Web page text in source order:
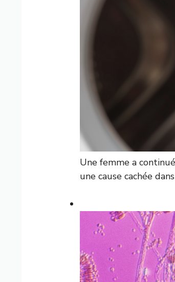
Une femme a
une cause cachée